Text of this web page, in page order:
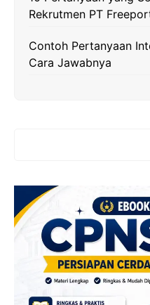
Rekrutmen PT
Contoh Pertanyaan
Cara Jawabnya